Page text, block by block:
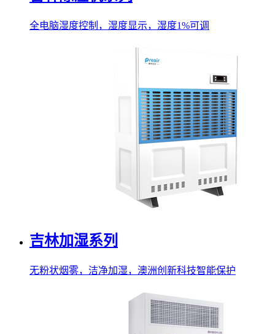
全电脑湿度控制，湿度显示，湿度1%可调
吉林加湿系列
无粉状烟雾，洁净加湿，澳洲创新科技智能保护